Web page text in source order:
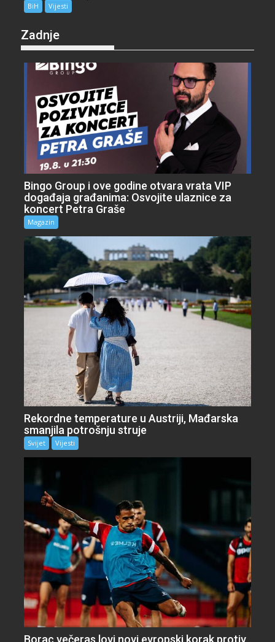
BiH Vijesti
Zadnje
Bingo Group i ove godine otvara vrata VIP
događaja građanima: Osvojite ulaznice za
koncert Petra Graše
Magazin
Rekordne temperature u Austriji, Mađarska
smanjila potrošnju struje
Svijet Vijesti
Borac večeras lovi novi evropski korak protiv